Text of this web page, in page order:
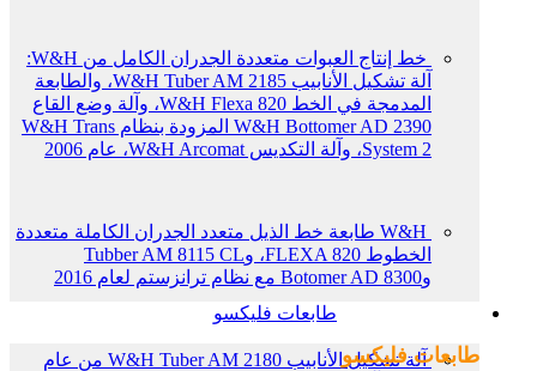
خط إنتاج العبوات متعددة الجدران الكامل من W&H:
آلة تشكيل الأنابيب W&H Tuber AM 2185، والطابعة
المدمجة في الخط W&H Flexa 820، وآلة وضع القاع
W&H Bottomer AD 2390 المزودة بنظام W&H Trans
System 2، وآلة التكديس W&H Arcomat، عام 2006
W&H طابعة خط الذيل متعدد الجدران الكاملة متعددة
الخطوط FLEXA 820، وTubber AM 8115 CL
وBotomer AD 8300 مع نظام ترانزستم لعام 2016
آلة تشكيل الأنابيب W&H Tuber AM 2180 من عام
طابعات فليكسو
طابعات فليكسو